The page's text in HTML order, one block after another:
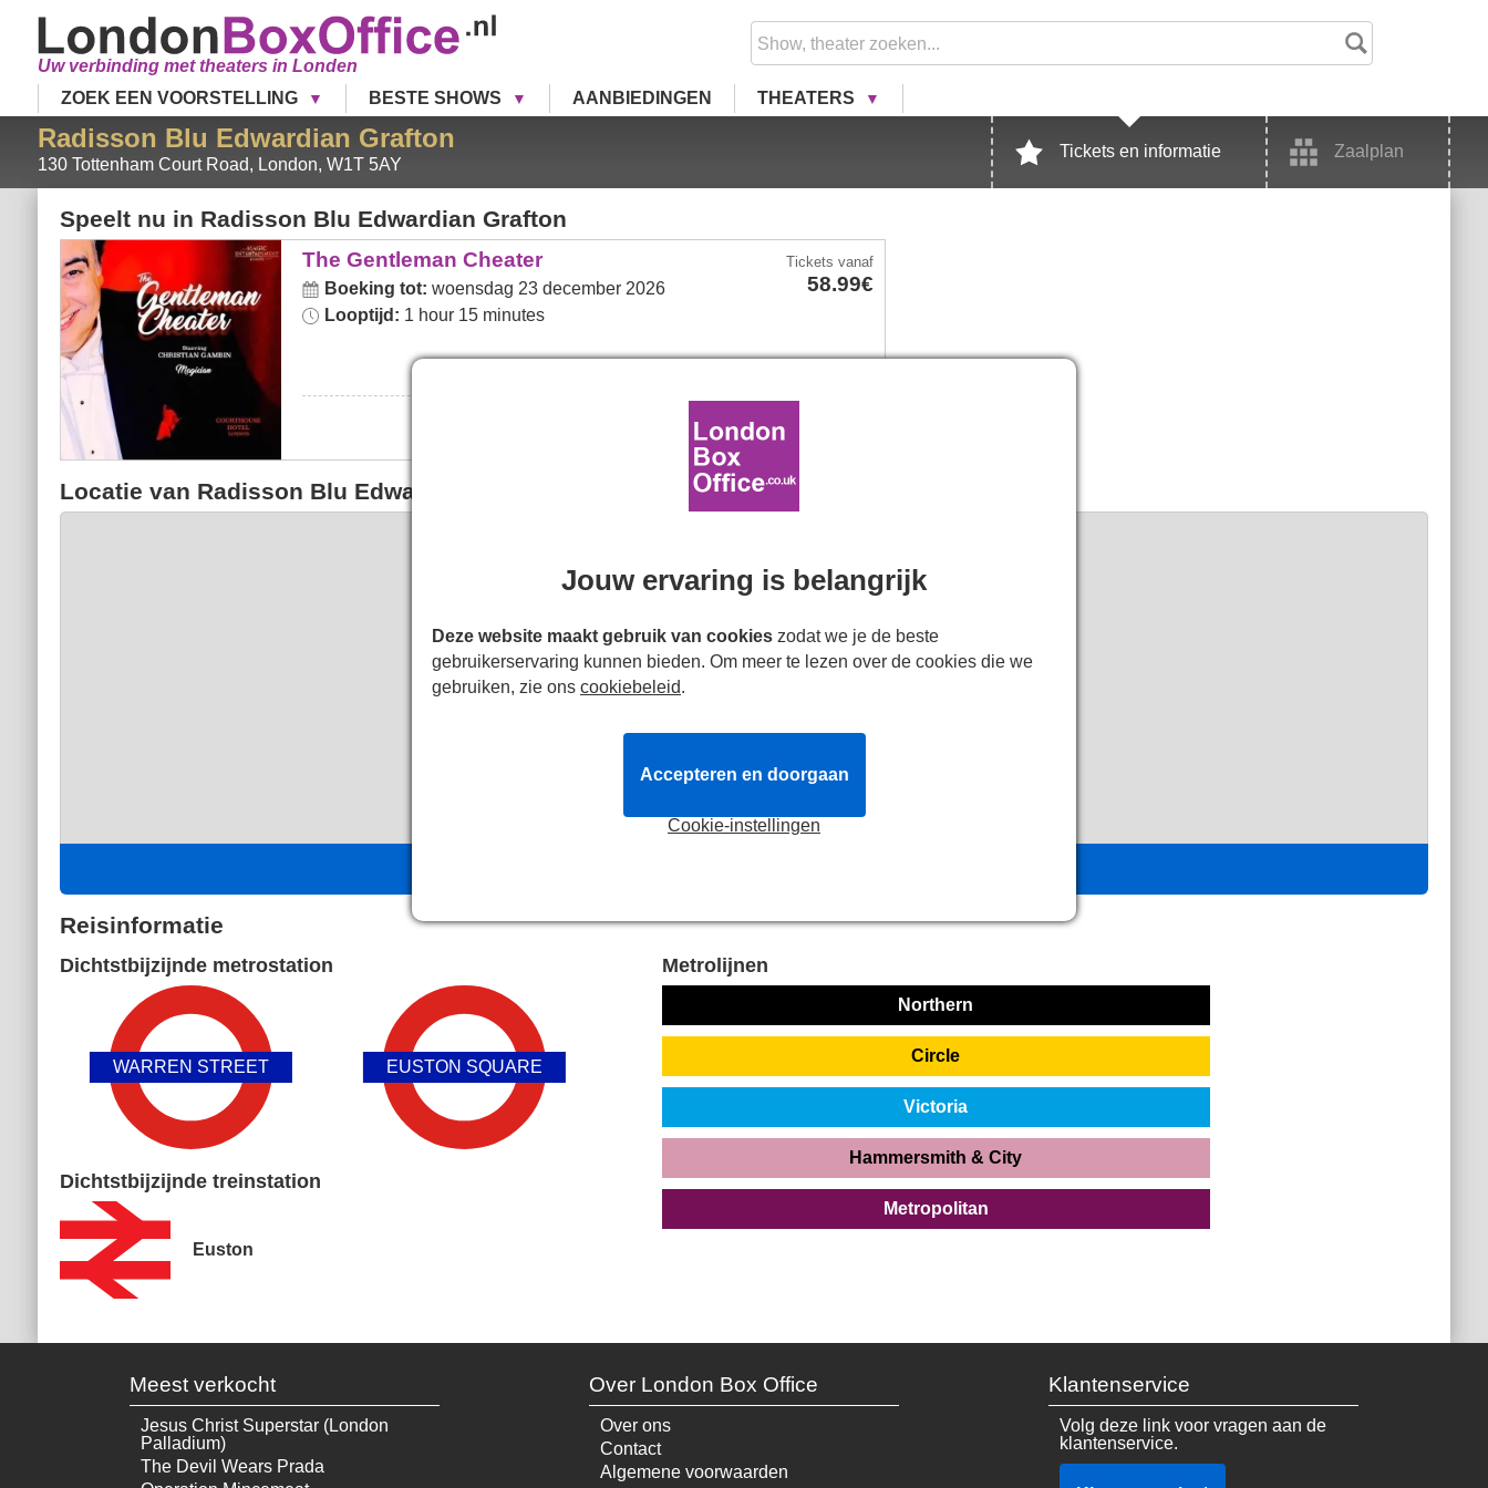
Uw verbinding met theaters in Londen
ZOEK EEN VOORSTELLING
BESTE SHOWS AANBIEDINGEN THEATERS
Radisson Blu Edwardian Grafton
130 Tottenham Court Road, London, W1T 5AY
Tickets en informatie Zaalplan
Speelt nu in Radisson Blu Edwardian Grafton
The Gentleman Cheater The Gentleman Cheater Tickets vanaf
58.99€
Boeking tot: woensdag 23 december 2026
Looptijd: 1 hour 15 minutes
Binnenkort beschikbaar
Locatie van Radisson Blu Edwardian Grafton
Reisinformatie
Dichtstbijzijnde metrostation
WARREN STREET EUSTON SQUARE
Dichtstbijzijnde treinstation
Euston
Metrolijnen
Northern
Circle
Victoria
Hammersmith & City
Metropolitan
Meest verkocht
Jesus Christ Superstar (London
Palladium)
The Devil Wears Prada
Over London Box Office
Over ons
Contact
Algemene voorwaarden
Klantenservice
Volg deze link voor vragen aan de
klantenservice.
Jouw ervaring is belangrijk
Deze website maakt gebruik van cookies zodat we je de beste
gebruikerservaring kunnen bieden. Om meer te lezen over de cookies die we
gebruiken, zie ons cookiebeleid.
Cookie-instellingen
Accepteren en doorgaan